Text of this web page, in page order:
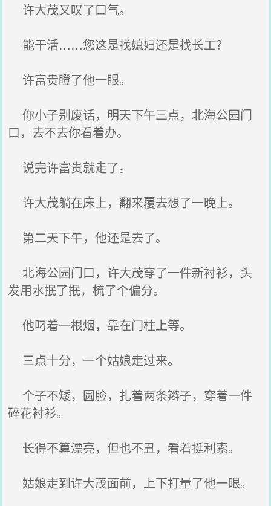
许大茂又叹了口气。
能干活……您这是找媳妇还是找长工？
许富贵瞪了他一眼。
你小子别废话，明天下午三点，北海公园门
口，去不去你看着办。
说完许富贵就走了。
许大茂躺在床上，翻来覆去想了一晚上。
第二天下午，他还是去了。
北海公园门口，许大茂穿了一件新衬衫，头
发用水抿了抿，梳了个偏分。
他叼着一根烟，靠在门柱上等。
三点十分，一个姑娘走过来。
个子不矮，圆脸，扎着两条辫子，穿着一件
碎花衬衫。
长得不算漂亮，但也不丑，看着挺利索。
姑娘走到许大茂面前，上下打量了他一眼。